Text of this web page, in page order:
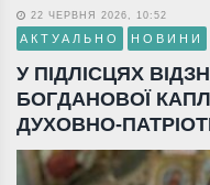
22 ЧЕРВНЯ 2026, 10:52
АКТУАЛЬНО НОВИНИ
У ПІДЛІСЦЯХ
БОГДАНОВОЇ
ДУХОВНО-